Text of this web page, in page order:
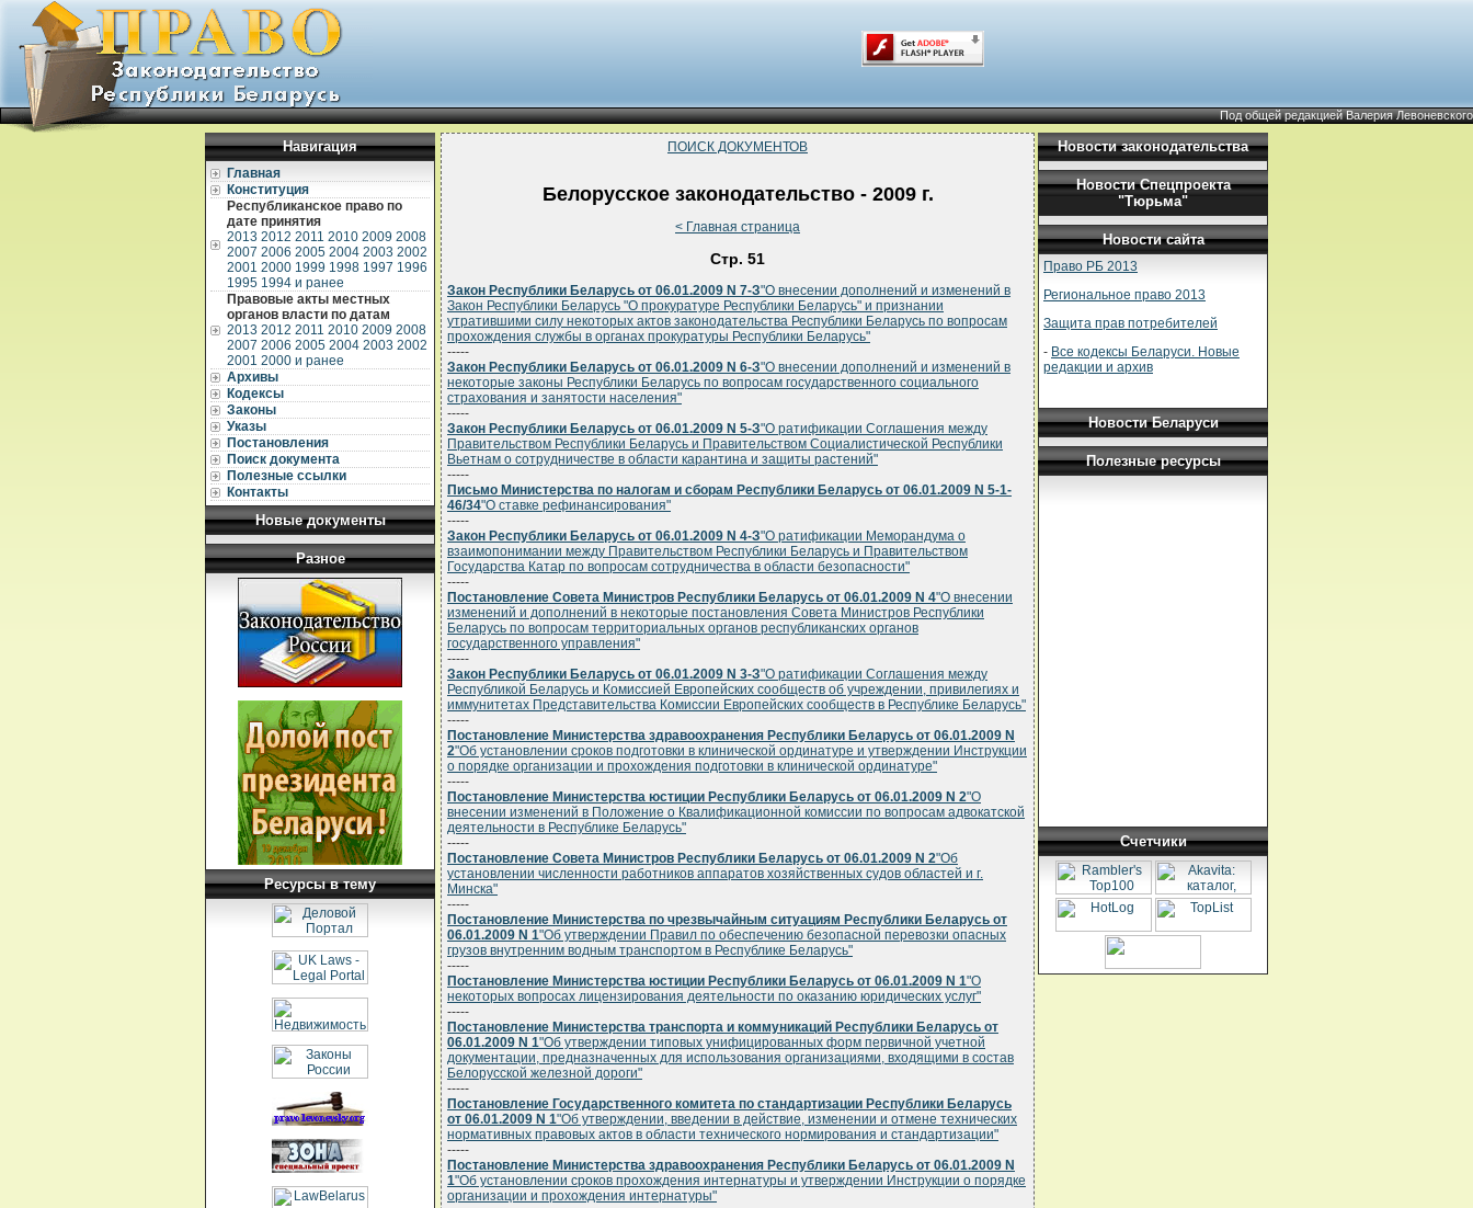
Под общей редакцией Валерия Левоневского
Навигация
Главная
Конституция
Республиканское право по
дате принятия
2013 2012 2011 2010 2009 2008
2007 2006 2005 2004 2003 2002
2001 2000 1999 1998 1997 1996
1995 1994 и ранее
Правовые акты местных
органов власти по датам
2013 2012 2011 2010 2009 2008
2007 2006 2005 2004 2003 2002
2001 2000 и ранее
Архивы
Кодексы
Законы
Указы
Постановления
Поиск документа
Полезные ссылки
Контакты
Новые документы
Разное
Ресурсы в тему
ПОИСК ДОКУМЕНТОВ
Белорусское законодательство - 2009 г.
< Главная страница
Стр. 51
Закон Республики Беларусь от 06.01.2009 N 7-З"О внесении дополнений и изменений в
Закон Республики Беларусь "О прокуратуре Республики Беларусь" и признании
утратившими силу некоторых актов законодательства Республики Беларусь по вопросам
прохождения службы в органах прокуратуры Республики Беларусь"
-----
Закон Республики Беларусь от 06.01.2009 N 6-З"О внесении дополнений и изменений в
некоторые законы Республики Беларусь по вопросам государственного социального
страхования и занятости населения"
-----
Закон Республики Беларусь от 06.01.2009 N 5-З"О ратификации Соглашения между
Правительством Республики Беларусь и Правительством Социалистической Республики
Вьетнам о сотрудничестве в области карантина и защиты растений"
-----
Письмо Министерства по налогам и сборам Республики Беларусь от 06.01.2009 N 5-1-
46/34"О ставке рефинансирования"
-----
Закон Республики Беларусь от 06.01.2009 N 4-З"О ратификации Меморандума о
взаимопонимании между Правительством Республики Беларусь и Правительством
Государства Катар по вопросам сотрудничества в области безопасности"
-----
Постановление Совета Министров Республики Беларусь от 06.01.2009 N 4"О внесении
изменений и дополнений в некоторые постановления Совета Министров Республики
Беларусь по вопросам территориальных органов республиканских органов
государственного управления"
-----
Закон Республики Беларусь от 06.01.2009 N 3-З"О ратификации Соглашения между
Республикой Беларусь и Комиссией Европейских сообществ об учреждении, привилегиях и
иммунитетах Представительства Комиссии Европейских сообществ в Республике Беларусь"
-----
Постановление Министерства здравоохранения Республики Беларусь от 06.01.2009 N
2"Об установлении сроков подготовки в клинической ординатуре и утверждении Инструкции
о порядке организации и прохождения подготовки в клинической ординатуре"
-----
Постановление Министерства юстиции Республики Беларусь от 06.01.2009 N 2"О
внесении изменений в Положение о Квалификационной комиссии по вопросам адвокатской
деятельности в Республике Беларусь"
-----
Постановление Совета Министров Республики Беларусь от 06.01.2009 N 2"Об
установлении численности работников аппаратов хозяйственных судов областей и г.
Минска"
-----
Постановление Министерства по чрезвычайным ситуациям Республики Беларусь от
06.01.2009 N 1"Об утверждении Правил по обеспечению безопасной перевозки опасных
грузов внутренним водным транспортом в Республике Беларусь"
-----
Постановление Министерства юстиции Республики Беларусь от 06.01.2009 N 1"О
некоторых вопросах лицензирования деятельности по оказанию юридических услуг"
-----
Постановление Министерства транспорта и коммуникаций Республики Беларусь от
06.01.2009 N 1"Об утверждении типовых унифицированных форм первичной учетной
документации, предназначенных для использования организациями, входящими в состав
Белорусской железной дороги"
-----
Постановление Государственного комитета по стандартизации Республики Беларусь
от 06.01.2009 N 1"Об утверждении, введении в действие, изменении и отмене технических
нормативных правовых актов в области технического нормирования и стандартизации"
-----
Постановление Министерства здравоохранения Республики Беларусь от 06.01.2009 N
1"Об установлении сроков прохождения интернатуры и утверждении Инструкции о порядке
организации и прохождения интернатуры"
Новости законодательства
Новости Спецпроекта
"Тюрьма"
Новости сайта
Право РБ 2013
Региональное право 2013
Защита прав потребителей
- Все кодексы Беларуси. Новые
редакции и архив
Новости Беларуси
Полезные ресурсы
Счетчики